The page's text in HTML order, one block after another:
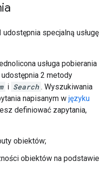
specjalną usługę
usługa pobierania
2 metody
i Search . Wyszukiwania
napisanym w języku
definiować zapytania,
obiektów;
obiektów na podstawie